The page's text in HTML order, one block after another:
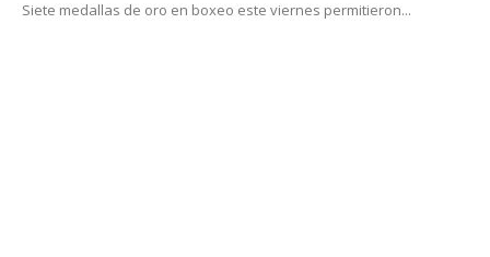
Siete medallas de oro en boxeo este viernes permitieron...